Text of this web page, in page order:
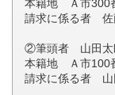
本籍地 Ａ市300
請求に係る者 佐
②筆頭者 山田太
本籍地 Ａ市100
請求に係る者 山